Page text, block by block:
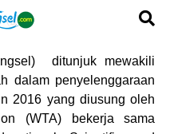
ditunjuk mewakili
dalam penyelenggaraan
2016 yang diusung oleh
(WTA) bekerja sama